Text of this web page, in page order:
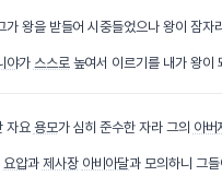
가 왕을 받들어 시중들었으나 왕이 잠자
야가 스스로높여서 이르기를 내가 왕이
자요 용모가 심히 준수한 자라 그의 아버
요압과 제사장 아비아달과 모의하니 그